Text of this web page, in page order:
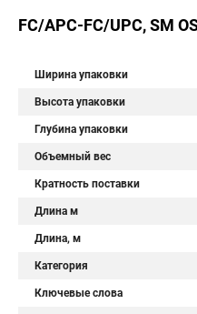
FC/APC-FC/UPC, SM
Ширина упаковки
Высота упаковки
Глубина упаковки
Объемный вес
Кратность поставки
Длина м
Длина, м
Категория
Ключевые слова